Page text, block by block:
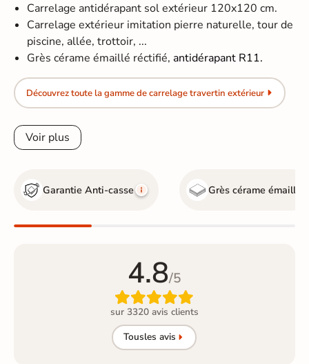
Carrelage antidérapant sol extérieur 120x120 cm.
Carrelage extérieur imitation pierre naturelle, tour de
piscine, allée, trottoir, ...
Grès cérame émaillé réctifié​​​​​​,antidérapant R11.
Découvrez toute la gamme de carrelage travertin extérieur
Voir plus
Garantie Anti-casse Grès cérame émaillé
4.8/5

sur 3320 avis clients
Tousles avis